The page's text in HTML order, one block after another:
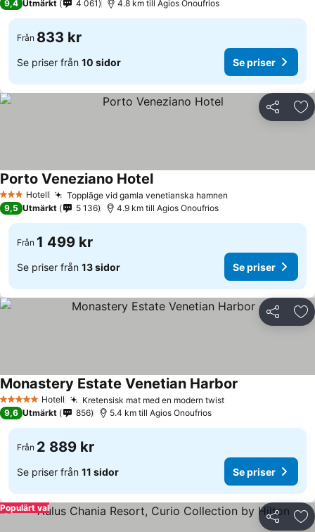
9,4 Utmärkt 4 061 4.8 km till Agios Onoufrios
Från 833 kr
Se priser från 10 sidor Se priser
Dela
3 StjärnorHotell Toppläge vid gamla venetianska hamnen
Porto Veneziano Hotel
9,5 Utmärkt 5 136 4.9 km till Agios Onoufrios
Från 1 499 kr
Se priser från 13 sidor Se priser
Dela
5 Stjärnor Hotell Kretensisk mat med en modern twist
Monastery Estate Venetian Harbor
9,6 Utmärkt 856 5.4 km till Agios Onoufrios
Från 2 889 kr
Se priser från 11 sidor Se priser
Dela
Populärt val